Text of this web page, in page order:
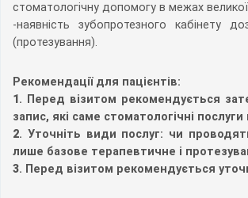
стоматологічну допомогу в межах
-наявність зубопротезного кабінету
(протезування).
Рекомендації для пацієнтів:
1. Перед візитом рекомендується
запис, які саме стоматологічні
2. Уточніть види послуг: чи
лише базове терапевтичне і
3. Перед візитом рекомендується